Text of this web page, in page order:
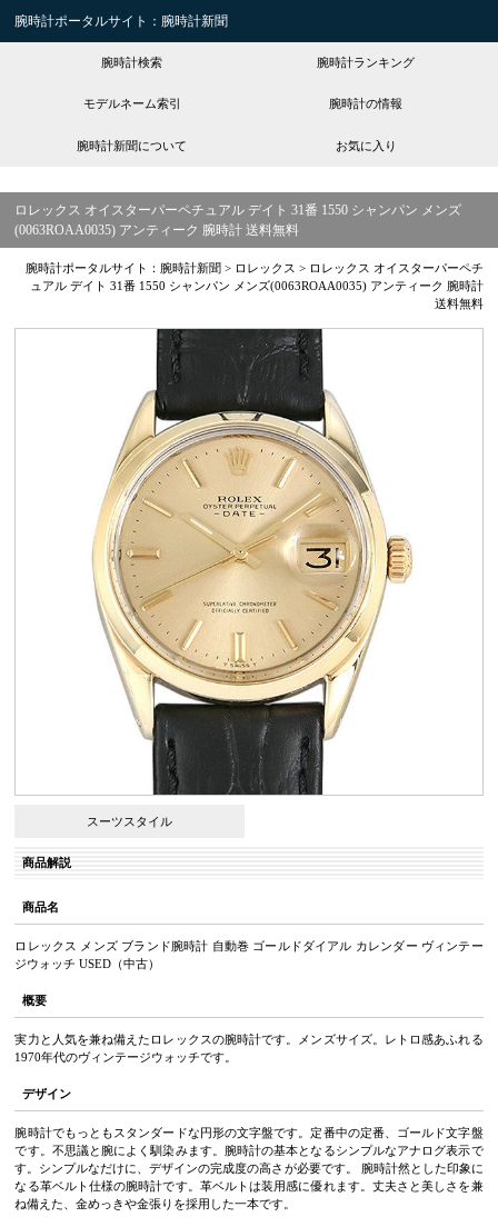
腕時計ポータルサイト：腕時計新聞
腕時計検索 腕時計ランキング
モデルネーム索引 腕時計の情報
腕時計新聞について お気に入り
ロレックス オイスターパーペチュアル デイト 31番 1550 シャンパン メンズ
(0063ROAA0035) アンティーク 腕時計 送料無料
腕時計ポータルサイト：腕時計新聞 > ロレックス > ロレックス オイスターパーペチ
ュアル デイト 31番 1550 シャンパン メンズ(0063ROAA0035) アンティーク 腕時計
送料無料
スーツスタイル
商品解説
商品名
ロレックス メンズ ブランド腕時計 自動巻 ゴールドダイアル カレンダー ヴィンテー
ジウォッチ USED（中古）
概要
実力と人気を兼ね備えたロレックスの腕時計です。メンズサイズ。レトロ感あふれる
1970年代のヴィンテージウォッチです。
デザイン
腕時計でもっともスタンダードな円形の文字盤です。定番中の定番、ゴールド文字盤
です。不思議と腕によく馴染みます。腕時計の基本となるシンプルなアナログ表示で
す。シンプルなだけに、デザインの完成度の高さが必要です。 腕時計然とした印象に
なる革ベルト仕様の腕時計です。革ベルトは装用感に優れます。丈夫さと美しさを兼
ね備えた、金めっきや金張りを採用した一本です。